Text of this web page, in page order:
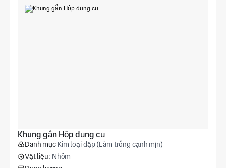
Khung gắn Hộp dụng cụ
Danh mục Kim loại dập (Làm trống cạnh mịn)
Vật liệu: Nhôm